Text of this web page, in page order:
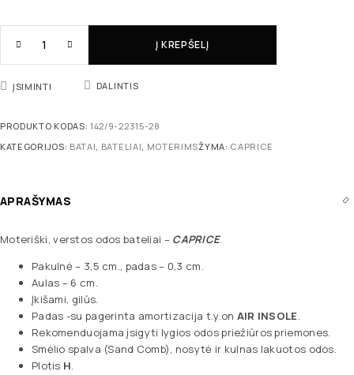
Į KREPŠELĮ
ĮSIMINTI DALINTIS
PRODUKTO KODAS: 142/9-22315-28
KATEGORIJOS: BATAI BATELIAI MOTERIMSŽYMA: CAPRICE
APRAŠYMAS
Moteriški, verstos odos bateliai – CAPRICE.
Pakulnė – 3,5 cm., padas – 0,3 cm.
Aulas – 6 cm.
Įkišami, gilūs.
Padas -su pagerinta amortizacija t.y.on AIR INSOLE.
Rekomenduojama įsigyti lygios odos priežiūros priemones.
Smėlio spalva (Sand Comb), nosytė ir kulnas lakuotos odos.
Plotis H.